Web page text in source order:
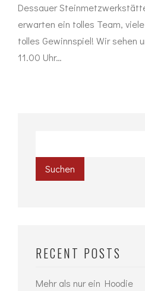
Dessauer
erwarten ein tolles Team,
tolles Gewinnspiel! Wir sehen
11.00 Uhr…
Suchen
RECENT POSTS
Mehr als nur ein Hoodie